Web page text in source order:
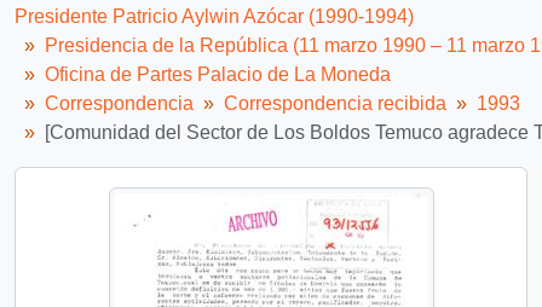
Presidente Patricio Aylwin Azócar (1990-1994)
Presidencia de la República (11 marzo 1990 – 11 marzo
Oficina de Partes Palacio de La Moneda
Correspondencia
Correspondencia recibida
1993
[Comunidad del Sector de Los Boldos Temuco